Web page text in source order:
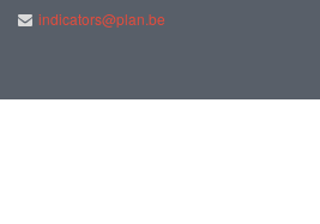
indicators@plan.be